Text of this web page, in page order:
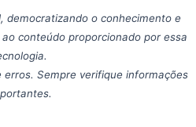
democratizando o conhecimento e
conteúdo proporcionado por essa
Sempre verifique informações